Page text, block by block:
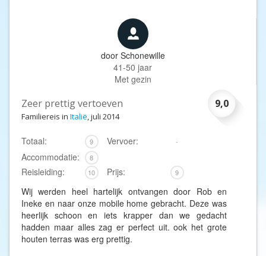
door Schonewille
41-50 jaar
Met gezin
9,0
Zeer prettig vertoeven
Familiereis in Italië, juli 2014
Totaal: 9 Vervoer: -
Accommodatie: 8
Reisleiding: 10 Prijs: 9
Wij werden heel hartelijk ontvangen door Rob en
Ineke en naar onze mobile home gebracht. Deze was
heerlijk schoon en iets krapper dan we gedacht
hadden maar alles zag er perfect uit. ook het grote
houten terras was erg prettig.